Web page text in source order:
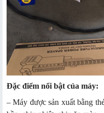
Đặc điểm nổi bật của máy:
– Máy được sản xuất bằng